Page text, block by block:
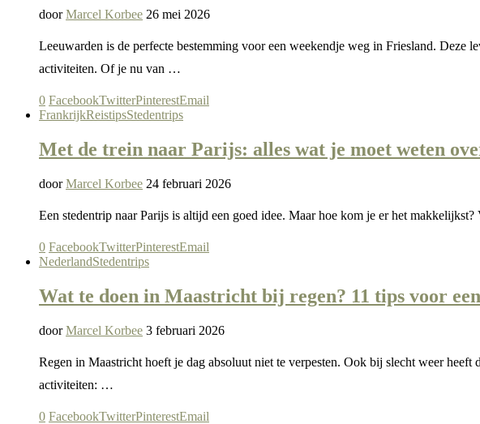
doorMarcel Korbee 26 mei 2026
Leeuwarden is de perfecte bestemming voor een weekendje weg in Friesland. Deze
activiteiten. Of je nu van …
0 FacebookTwitterPinterestEmail
FrankrijkReistipsStedentrips
Met de trein naar Parijs: alles wat je moet weten
doorMarcel Korbee 24 februari 2026
Een stedentrip naar Parijs is altijd een goed idee. Maar hoe kom je er het
0 FacebookTwitterPinterestEmail
NederlandStedentrips
Wat te doen in Maastricht bij regen? 11 tips voor
doorMarcel Korbee 3 februari 2026
Regen in Maastricht hoeft je dag absoluut niet te verpesten. Ook bij slecht weer
activiteiten: …
0 FacebookTwitterPinterestEmail